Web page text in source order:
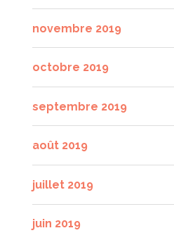
novembre 2019
octobre 2019
septembre 2019
août 2019
juillet 2019
juin 2019